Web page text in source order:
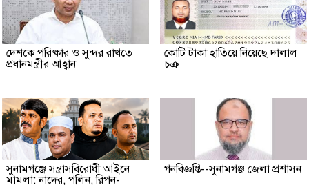
দেশকে পরিষ্কার ও সুন্দর রাখতে
প্রধানমন্ত্রীর আহ্বান
কোটি টাকা হাতিয়ে নিয়েছে দালাল
চক্র
‎সুনামগঞ্জে সন্ত্রাসবিরোধী আইনে
মামলা: নাদের, পলিন, রিপন-
গনবিজ্ঞপ্তি--সুনামগঞ্জ জেলা প্রশাসন